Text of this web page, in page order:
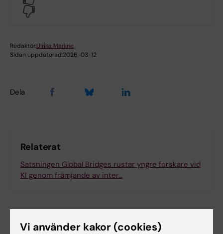
Redaktör:Ulrika Markne
Sidan uppdaterad:2026-03-12
Dela
Relaterat
Satsningen Global Bridges rustar yngre forskare vid
KI genom främjande av inter…
Vi använder kakor (cookies)